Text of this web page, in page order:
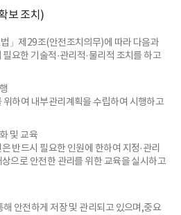
보 조치)
」제29조(안전조치의무)에 따라 다음과
요한 기술적·관리적·물리적 조치를 하고
하여 내부관리계획을 수립하여 시행하고
및 교육
반드시 필요한 인원에 한하여 지정·관리
으로 안전한 관리를 위한 교육을 실시하고
안전하게 저장 및 관리되고 있으며,중요